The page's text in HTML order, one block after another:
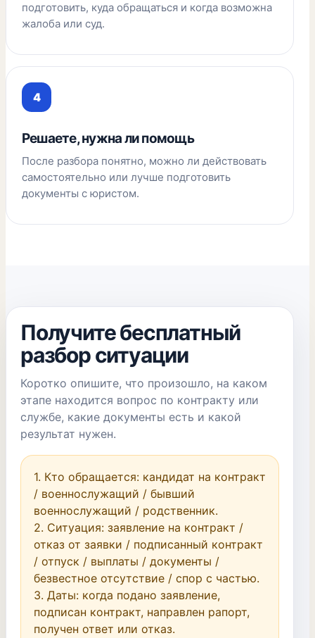
подготовить, куда обращаться и когда возможна
жалоба или суд.
Решаете, нужна ли помощь
После разбора понятно, можно ли действовать
самостоятельно или лучше подготовить
документы с юристом.
Получите бесплатный
разбор ситуации
Коротко опишите, что произошло, на каком
этапе находится вопрос по контракту или
службе, какие документы есть и какой
результат нужен.
1. Кто обращается: кандидат на контракт
/ военнослужащий / бывший
военнослужащий / родственник.
2. Ситуация: заявление на контракт /
отказ от заявки / подписанный контракт
/ отпуск / выплаты / документы /
безвестное отсутствие / спор с частью.
3. Даты: когда подано заявление,
подписан контракт, направлен рапорт,
получен ответ или отказ.